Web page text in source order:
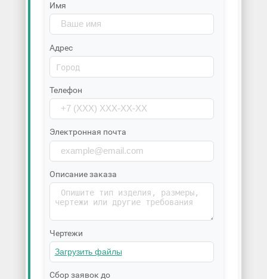
Имя
Адрес
Телефон
Электронная почта
Описание заказа
Чертежи
Сбор заявок до